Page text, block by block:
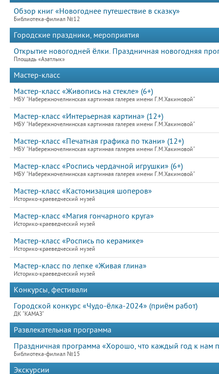
Обзор книг «Новогоднее путешествие в сказку»
Библиотека-филиал №12
Городские праздники, мероприятия
Открытие новогодней ёлки. Праздничная новогодняя
Площадь «Азатлык»
Мастер-класс
Мастер-класс «Живопись на стекле» (6+)
МБУ "Набережночелнинская картинная галерея имени Г.М.Хакимовой"
Мастер-класс «Интерьерная картина» (12+)
МБУ "Набережночелнинская картинная галерея имени Г.М.Хакимовой"
Мастер-класс «Печатная графика по ткани» (12+)
МБУ "Набережночелнинская картинная галерея имени Г.М.Хакимовой"
Мастер-класс «Роспись чердачной игрушки» (6+)
МБУ "Набережночелнинская картинная галерея имени Г.М.Хакимовой"
Мастер-класс «Кастомизация шоперов»
Историко-краеведческий музей
Мастер-класс «Магия гончарного круга»
Историко-краеведческий музей
Мастер-класс «Роспись по керамике»
Историко-краеведческий музей
Мастер-класс по лепке «Живая глина»
Историко-краеведческий музей
Конкурсы, фестивали
Городской конкурс «Чудо-ёлка-2024» (приём работ)
ДК "КАМАЗ"
Развлекательная программа
Праздничная программа «Хорошо, что каждый год к нам
Библиотека-филиал №15
Экскурсии